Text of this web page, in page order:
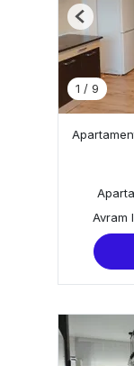
1 / 9
Previous
Avram